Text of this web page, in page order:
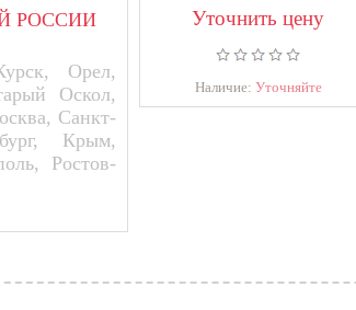
РОССИИ
Орел,
Оскол,
Санкт-
Крым,
Ростов-
Уточнить цену
Наличие: Уточняйте